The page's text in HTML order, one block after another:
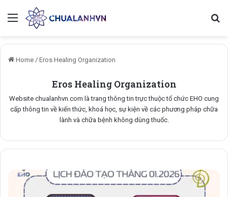
Menu
Home / Eros Healing Organization
Eros Healing Organization
Website chualanhvn.com là trang thông tin trực thuộc tổ chức EHO cung
cấp thông tin về kiến thức, khoá học, sự kiện về các phương pháp chữa
lành và chữa bệnh không dùng thuốc.